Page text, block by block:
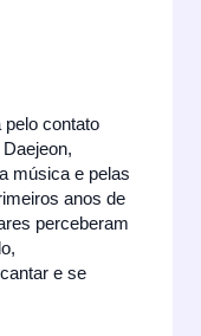
pelo contato
música e pelas
anos de
perceberam
e se